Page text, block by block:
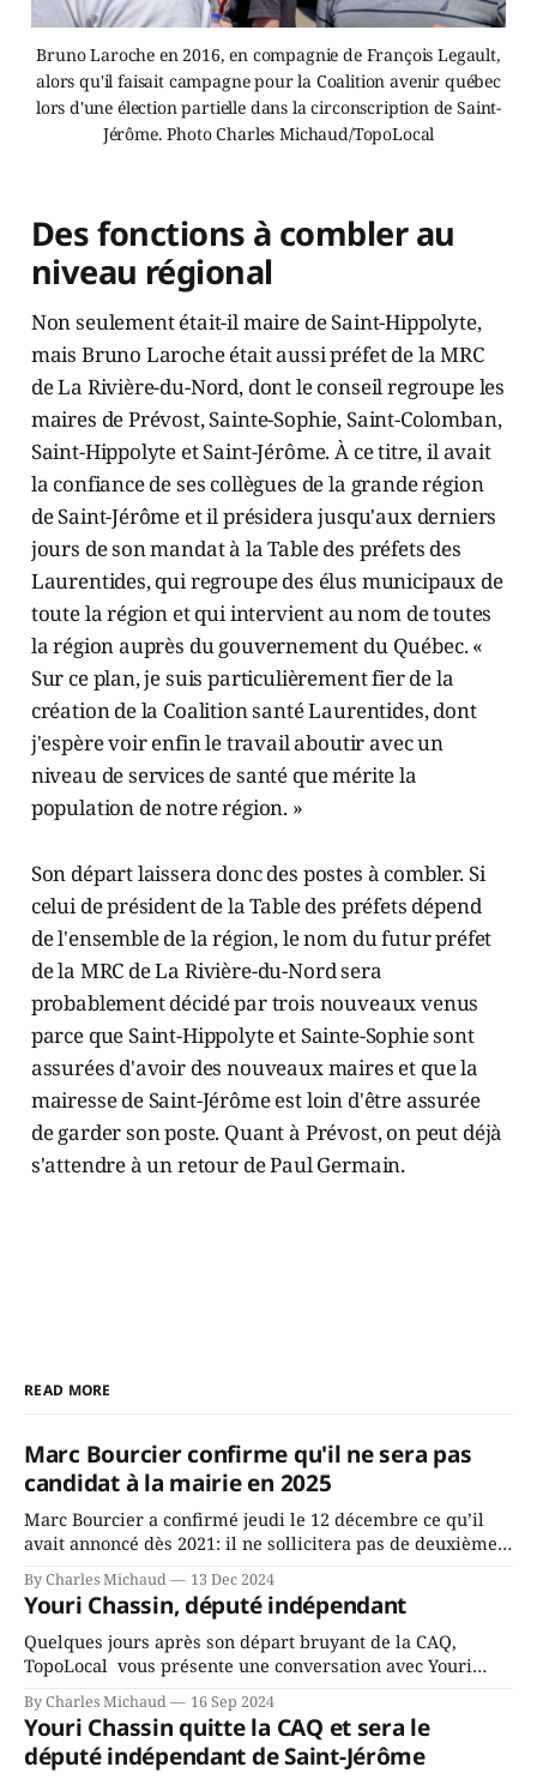
Bruno Laroche en 2016, en compagnie de François Legault,
alors qu'il faisait campagne pour la Coalition avenir québec
lors d'une élection partielle dans la circonscription de Saint-
Jérôme. Photo Charles Michaud/TopoLocal
Des fonctions à combler au
niveau régional
Non seulement était-il maire de Saint-Hippolyte,
mais Bruno Laroche était aussi préfet de la MRC
de La Rivière-du-Nord, dont le conseil regroupe les
maires de Prévost, Sainte-Sophie, Saint-Colomban,
Saint-Hippolyte et Saint-Jérôme. À ce titre, il avait
la confiance de ses collègues de la grande région
de Saint-Jérôme et il présidera jusqu'aux derniers
jours de son mandat à la Table des préfets des
Laurentides, qui regroupe des élus municipaux de
toute la région et qui intervient au nom de toutes
la région auprès du gouvernement du Québec. «
Sur ce plan, je suis particulièrement fier de la
création de la Coalition santé Laurentides, dont
j'espère voir enfin le travail aboutir avec un
niveau de services de santé que mérite la
population de notre région. »
Son départ laissera donc des postes à combler. Si
celui de président de la Table des préfets dépend
de l'ensemble de la région, le nom du futur préfet
de la MRC de La Rivière-du-Nord sera
probablement décidé par trois nouveaux venus
parce que Saint-Hippolyte et Sainte-Sophie sont
assurées d'avoir des nouveaux maires et que la
mairesse de Saint-Jérôme est loin d'être assurée
de garder son poste. Quant à Prévost, on peut déjà
s'attendre à un retour de Paul Germain.
READ MORE
Marc Bourcier confirme qu'il ne sera pas
candidat à la mairie en 2025
Marc Bourcier a confirmé jeudi le 12 décembre ce qu’il
avait annoncé dès 2021: il ne sollicitera pas de deuxième
fait l’annonce en s’adressant aux employés de la ville,
rassemblés en soirée pour leur traditionnel souper
By Charles Michaud 13 Dec 2024
Youri Chassin, député indépendant
Quelques jours après son départ bruyant de la CAQ,
TopoLocal vous présente une conversation avec Youri
depuis longtemps? Sera-t-il candidat indépendant dans 2
ans? Joindrait-il un autre parti, par exemple les
conservateurs d’Éric Duhaime? Que lui
By Charles Michaud 16 Sep 2024
Youri Chassin quitte la CAQ et sera le
député indépendant de Saint-Jérôme